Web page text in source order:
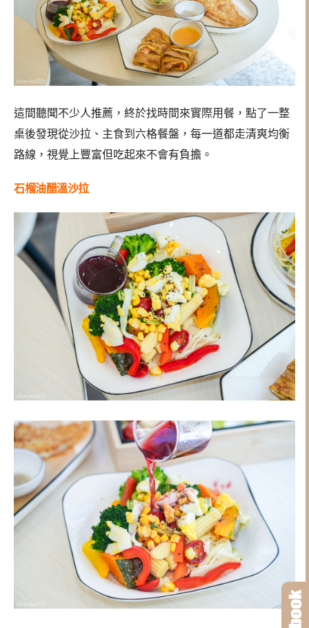
這間聽聞不少人推薦，終於找時間來實際用餐，點了一整
桌後發現從沙拉、主食到六格餐盤，每一道都走清爽均衡
路線，視覺上豐富但吃起來不會有負擔。
石榴油醋溫沙拉